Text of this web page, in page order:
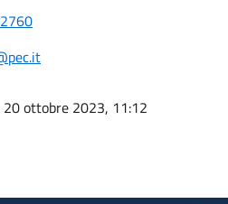
20 ottobre 2023, 11:12